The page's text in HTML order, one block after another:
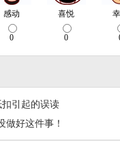
引起的误读
做好这件事！